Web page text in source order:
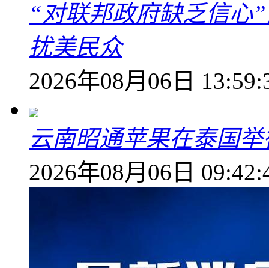
“对联邦政府缺乏信心
扰美民众
2026年08月06日
云南昭通苹果在泰国
2026年08月06日